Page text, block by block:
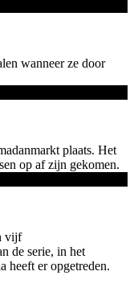
wanneer ze door
plaats. Het
op af zijn gekomen.
vijf
de serie, in het
heeft er opgetreden.